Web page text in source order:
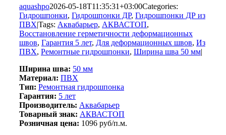
aquashpo2026-05-18T11:35:31+03:00Categories:
Гидрошпонки, Гидрошпонки ДР, Гидрошпонки ДР из
ПВХ|Tags: Аквабарьер, АКВАСТОП,
Восстановление герметичности деформационных
швов, Гарантия 5 лет, Для деформационных швов, Из
ПВХ, Ремонтные гидрошпонки, Ширина шва 50 мм|
Ширина шва: 50 мм
Материал: ПВХ
Тип: Ремонтная гидрошпонка
Гарантия: 5 лет
Производитель: Аквабарьер
Товарный знак: АКВАСТОП
Розничная цена: 1096 руб/п.м.